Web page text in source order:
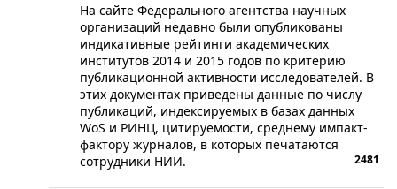
На сайте Федерального агентства научных
организаций недавно были опубликованы
индикативные рейтинги академических
институтов 2014 и 2015 годов по критерию
публикационной активности исследователей. В
этих документах приведены данные по числу
публикаций, индексируемых в базах данных
WоS и РИНЦ, цитируемости, среднему импакт-
фактору журналов, в которых печатаются
сотрудники НИИ.
2481